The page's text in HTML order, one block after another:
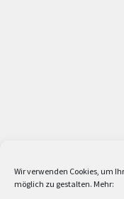
Wir verwenden Cookies, um
möglich zu gestalten. Mehr:
Lieferzeiten gelten mit